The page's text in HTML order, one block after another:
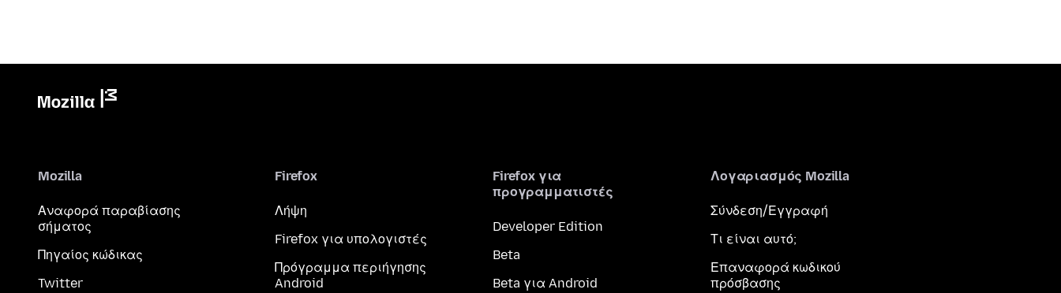
Mozilla
Αναφορά παραβίασης
σήματος
Πηγαίος κώδικας
Twitter
Firefox
Λήψη
Firefox για υπολογιστές
Πρόγραμμα περιήγησης
Android
Firefox για
προγραμματιστές
Developer Edition
Beta
Beta για Android
Λογαριασμός Mozilla
Σύνδεση/Εγγραφή
Τι είναι αυτό;
Επαναφορά κωδικού
πρόσβασης